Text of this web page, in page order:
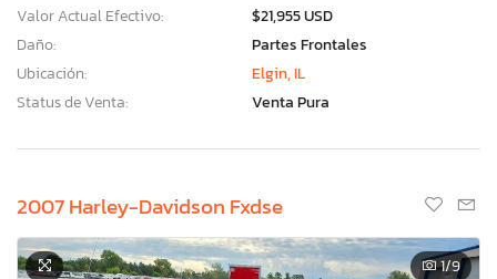
Valor Actual Efectivo:
$21,955 USD
Daño:
Partes Frontales
Ubicación:
Elgin, IL
Status de Venta:
Venta Pura
2007 Harley-Davidson Fxdse
1/9